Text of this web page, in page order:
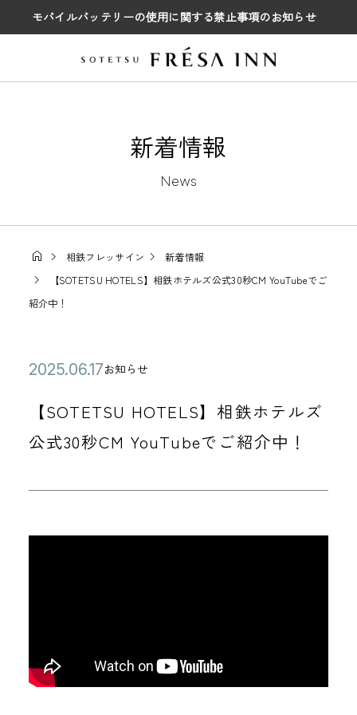
モバイルバッテリーの使用に関する禁止事項のお知らせ
新着情報
News
相鉄フレッサイン
新着情報
【SOTETSU HOTELS】相鉄ホテルズ公式30秒CM YouTubeでご
紹介中！
【SOTETSU HOTELS】相鉄ホテルズ
公式30秒CM YouTubeでご紹介中！
公
日
2
5
カ
テ
ゴ
リ
お知らせ